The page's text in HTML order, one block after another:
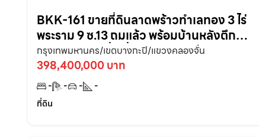
BKK-161 ขายที่ดินลาดพร้าวทำเลทอง 3 ไร่
พระราม 9 ซ.13 ถมแล้ว พร้อมบ้านหลังตึก
KPN เป็นทรงสี่เหลี่ยมสวยสร้างตึกคอนโดได้
ติดโครงการบ้าน
กรุงเทพมหานคร/เขตบางกะปิ/แขวงคลองจั่น
398,400,000 บาท
- - -
-
ที่ดิน